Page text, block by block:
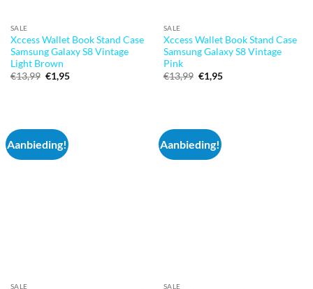
SALE
Xccess Wallet Book Stand Case
Samsung Galaxy S8 Vintage
Light Brown
€13,99 Oorspronkelijke
prijs
€1,95Huidige
SALE
Xccess Wallet Book Stand Case
Samsung Galaxy S8 Vintage
Pink
€13,99 Oorspronkelijke
prijs
€1,95Huidige
Aanbieding!
SALE
Aanbieding!
SALE